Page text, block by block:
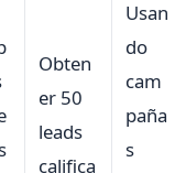
Obten
er 50
leads
califica
Usan
do
cam
paña
s